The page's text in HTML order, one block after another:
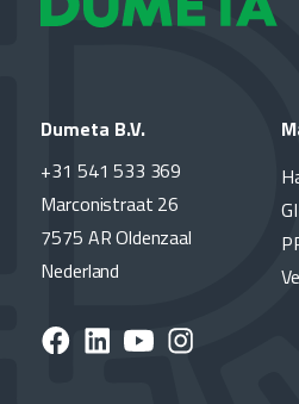
Dumeta B.V.
+31 541 533 369
Marconistraat 26
7575 AR Oldenzaal
Nederland